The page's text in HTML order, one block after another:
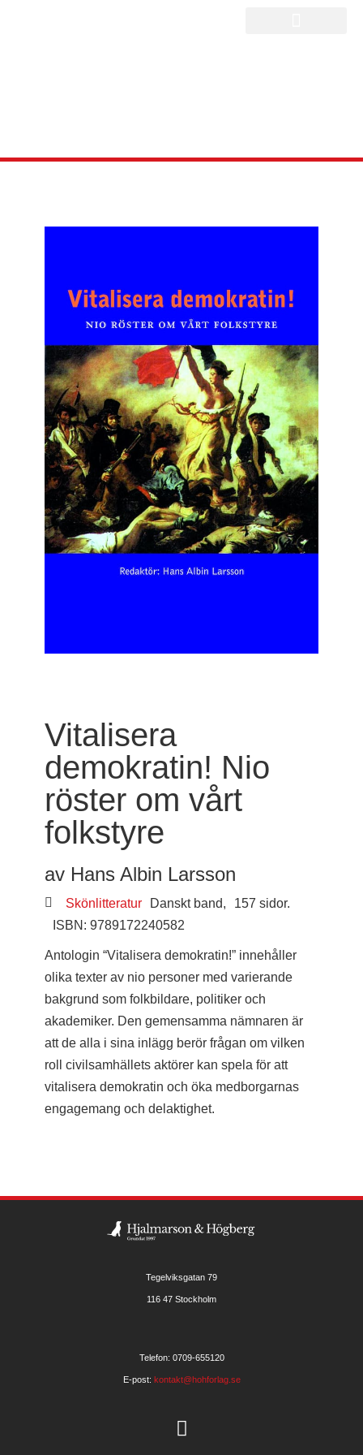
Vitalisera
demokratin! Nio
röster om vårt
folkstyre
av Hans Albin Larsson
Skönlitteratur Danskt band,
157 sidor.
ISBN: 9789172240582
Antologin “Vitalisera demokratin!” innehåller
olika texter av nio personer med varierande
bakgrund som folkbildare, politiker och
akademiker. Den gemensamma nämnaren är
att de alla i sina inlägg berör frågan om vilken
roll civilsamhällets aktörer kan spela för att
vitalisera demokratin och öka medborgarnas
engagemang och delaktighet.
Tegelviksgatan 79
116 47 Stockholm
Telefon: 0709-655120
E-post: kontakt@hohforlag.se